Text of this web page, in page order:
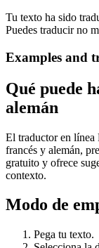
Tu texto ha sido
Puedes traducir no
Examples and
Qué puede
alemán
El traductor en línea
francés y alemán,
gratuito y ofrece
contexto.
Modo de
Pega tu texto.